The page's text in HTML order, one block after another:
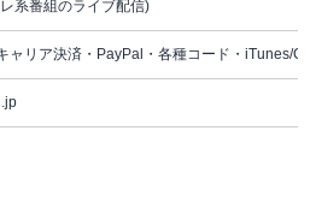
系番組のライブ配信)
ャリア決済・PayPal・各種コード・iTunes/